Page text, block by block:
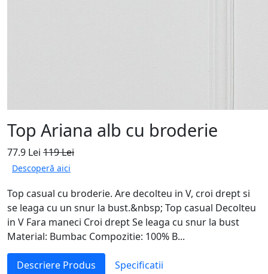
Top Ariana alb cu broderie
77.9 Lei 119 Lei
Descoperă aici
Top casual cu broderie. Are decolteu in V, croi drept si
se leaga cu un snur la bust.&nbsp; Top casual Decolteu
in V Fara maneci Croi drept Se leaga cu snur la bust
Material: Bumbac Compozitie: 100% B...
Descriere Produs Specificatii